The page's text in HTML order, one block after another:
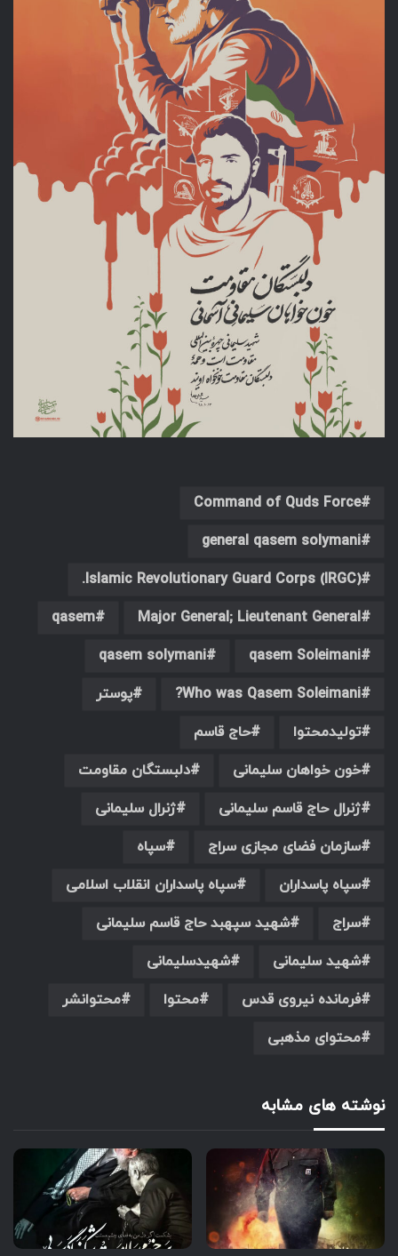
Command of Quds Force
general qasem solymani
Islamic Revolutionary Guard Corps (IRGC).
Major General; ‎Lieutenant General
qasem
qasem Soleimani
qasem solymani
Who was Qasem Soleimani?
پوستر
تولیدمحتوا
حاج قاسم
خون خواهان سلیمانی
دلبستگان مقاومت
ژنرال حاج قاسم سلیمانی
ژنرال سلیمانی
سازمان فضای مجازی سراج
سپاه
سپاه پاسداران
سپاه پاسداران انقلاب اسلامی
سراج
شهید سپهبد حاج قاسم سلیمانی
شهید سلیمانی
شهیدسلیمانی
فرمانده نیروی قدس
محتوا
محتوانشر
محتوای مذهبی
نوشته های مشابه